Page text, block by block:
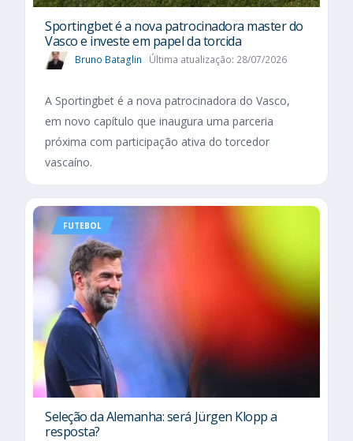
Sportingbet é a nova patrocinadora master do
Vasco e investe em papel da torcida
Bruno Bataglin Última atualização: 28/07/2026
A Sportingbet é a nova patrocinadora do Vasco,
em novo capítulo que inaugura uma parceria
próxima com participação ativa do torcedor
vascaíno.
FUTEBOL
Seleção da Alemanha: será Jürgen Klopp a
resposta?